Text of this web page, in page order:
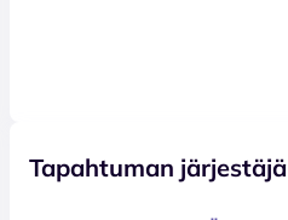
Tapahtuman järjestäjä